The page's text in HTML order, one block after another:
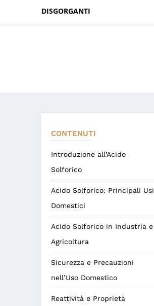
DISGORGANTI
CONTENUTI
Introduzione all’Acido
Solforico
Acido Solforico: Principali Usi
Domestici
Acido Solforico in Industria e
Agricoltura
Sicurezza e Precauzioni
nell’Uso Domestico
Reattività e Proprietà